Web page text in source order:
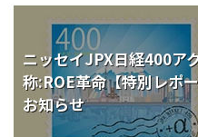
こだわりのインデックスファ
リーズ
確定拠出年金について
お問い合わせ
よくあるご質問
投資の教室
サステナビリティ経営基本
サステナビリティ推進体制
ニッセイアセットの重要課題
サステナビリティへの取り組
方針・その他開示情報
採用情報
公式キャラクターのご紹介
検索したいキーワードを入力して
ニッセイJPX日経400ア
称:ROE革命【特別レポ
お知らせ